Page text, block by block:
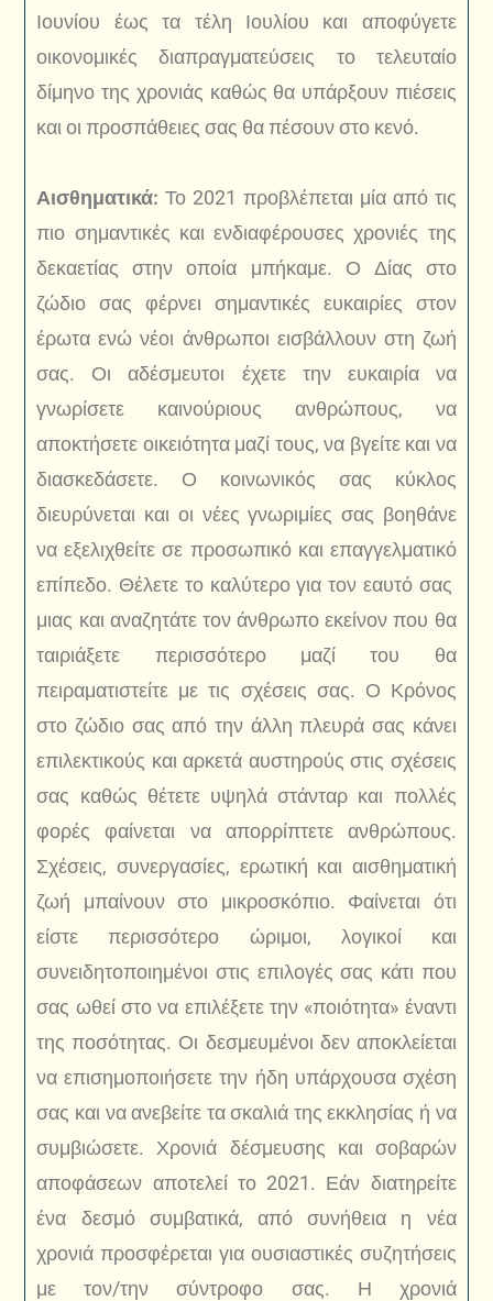
Ιουνίου έως τα τέλη Ιουλίου και αποφύγετε
οικονομικές διαπραγματεύσεις το τελευταίο
δίμηνο της χρονιάς καθώς θα υπάρξουν πιέσεις
και οι προσπάθειες σας θα πέσουν στο κενό.
Αισθηματικά: Το 2021 προβλέπεται μία από τις
πιο σημαντικές και ενδιαφέρουσες χρονιές της
δεκαετίας στην οποία μπήκαμε. Ο Δίας στο
ζώδιο σας φέρνει σημαντικές ευκαιρίες στον
έρωτα ενώ νέοι άνθρωποι εισβάλλουν στη ζωή
σας. Οι αδέσμευτοι έχετε την ευκαιρία να
γνωρίσετε καινούριους ανθρώπους, να
αποκτήσετε οικειότητα μαζί τους, να βγείτε και να
διασκεδάσετε. Ο κοινωνικός σας κύκλος
διευρύνεται και οι νέες γνωριμίες σας βοηθάνε
να εξελιχθείτε σε προσωπικό και επαγγελματικό
επίπεδο. Θέλετε το καλύτερο για τον εαυτό σας
μιας και αναζητάτε τον άνθρωπο εκείνον που θα
ταιριάξετε περισσότερο μαζί του θα
πειραματιστείτε με τις σχέσεις σας. Ο Κρόνος
στο ζώδιο σας από την άλλη πλευρά σας κάνει
επιλεκτικούς και αρκετά αυστηρούς στις σχέσεις
σας καθώς θέτετε υψηλά στάνταρ και πολλές
φορές φαίνεται να απορρίπτετε ανθρώπους.
Σχέσεις, συνεργασίες, ερωτική και αισθηματική
ζωή μπαίνουν στο μικροσκόπιο. Φαίνεται ότι
είστε περισσότερο ώριμοι, λογικοί και
συνειδητοποιημένοι στις επιλογές σας κάτι που
σας ωθεί στο να επιλέξετε την «ποιότητα» έναντι
της ποσότητας. Οι δεσμευμένοι δεν αποκλείεται
να επισημοποιήσετε την ήδη υπάρχουσα σχέση
σας και να ανεβείτε τα σκαλιά της εκκλησίας ή να
συμβιώσετε. Χρονιά δέσμευσης και σοβαρών
αποφάσεων αποτελεί το 2021. Εάν διατηρείτε
ένα δεσμό συμβατικά, από συνήθεια η νέα
χρονιά προσφέρεται για ουσιαστικές συζητήσεις
με τον/την σύντροφο σας. Η χρονιά